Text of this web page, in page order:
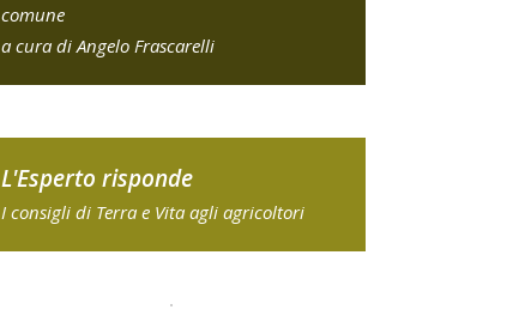
comune
a cura di Angelo Frascarelli
L'Esperto risponde
I consigli di Terra e Vita agli agricoltori